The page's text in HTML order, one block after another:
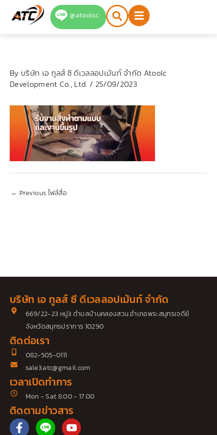
@atoolsc
By บริษัท เอ ทูลส์ ซี ดีเวลลอปเม้นท์ จำกัด Atoolc
Development Co., Ltd. / 25/09/2023
← Previous ไฟล์สื่อ
บริษัท เอ ทูลส์ ซี ดีเวลลอปเม้นท์ จำกัด
669/22-23 หมู่3 ตำบลบ้านคลองสวน อำเภอพระสมุทรเจดีย์
จังหวัดสมุทรปราการ 10290
ติดต่อเรา
082-505-0111
sale3.atc@gmail.com
เวลาเปิดทำการ
Mon - Sat 8.00 - 17.00
ติดตามข่าวสาร
F Y